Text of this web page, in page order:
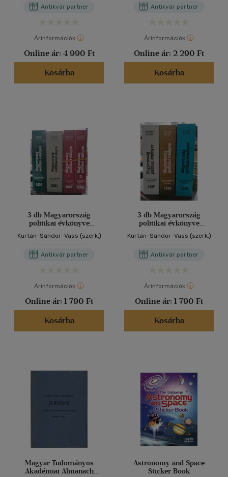
Antikvár partner
Árinformációk
Online ár: 4 990 Ft
Kosárba
Sándor Péter - Vass László -
Antikvár partner
Árinformációk
Online ár: 2 290 Ft
Kosárba
3 db Magyarország
politikai évkönyve
2000+2001+2002 I./II.
évszámok
Kurtán-Sándor-Vass (szerk.)
Antikvár partner
Árinformációk
Online ár: 1 790 Ft
Kosárba
3 db Magyarország
politikai évkönyve
1997+1998+1999 évszámok
Kurtán-Sándor-Vass (szerk.)
Antikvár partner
Árinformációk
Online ár: 1 790 Ft
Kosárba
Magyar Tudományos
Akadémiai Almanach
Astronomy and Space
Sticker Book